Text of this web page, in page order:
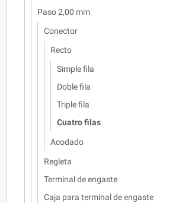
Paso 2,00 mm
Conector
Recto
Simple fila
Doble fila
Triple fila
Cuatro filas
Acodado
Regleta
Terminal de engaste
Caja para terminal de engaste